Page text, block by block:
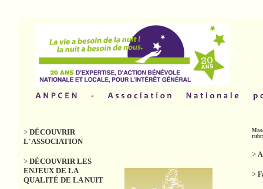
> DÉCOUVRIR
L'ASSOCIATION
> DÉCOUVRIR LES
ENJEUX DE LA
QUALITÉ DE LA NUIT
>
>